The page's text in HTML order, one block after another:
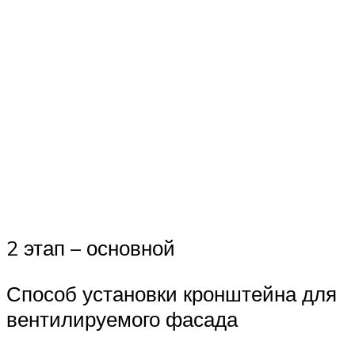
2 этап – основной
Способ установки кронштейна для
вентилируемого фасада